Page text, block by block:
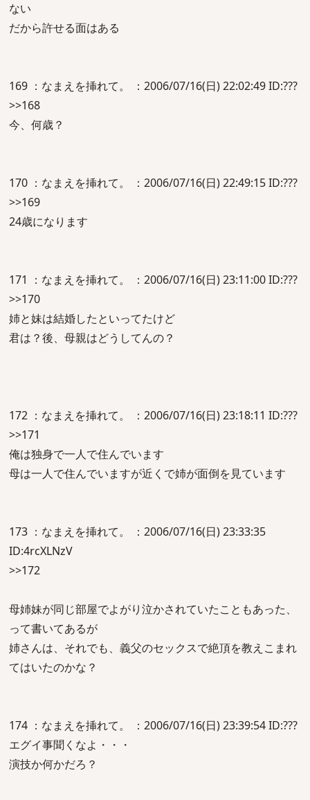
ない
だから許せる面はある
169 ：なまえを挿れて。 ：2006/07/16(日) 22:02:49 ID:???
>>168
今、何歳？
170 ：なまえを挿れて。 ：2006/07/16(日) 22:49:15 ID:???
>>169
24歳になります
171 ：なまえを挿れて。 ：2006/07/16(日) 23:11:00 ID:???
>>170
姉と妹は結婚したといってたけど
君は？後、母親はどうしてんの？
172 ：なまえを挿れて。 ：2006/07/16(日) 23:18:11 ID:???
>>171
俺は独身で一人で住んでいます
母は一人で住んでいますが近くで姉が面倒を見ています
173 ：なまえを挿れて。 ：2006/07/16(日) 23:33:35
ID:4rcXLNzV
>>172
母姉妹が同じ部屋でよがり泣かされていたこともあった、
って書いてあるが
姉さんは、それでも、義父のセックスで絶頂を教えこまれ
てはいたのかな？
174 ：なまえを挿れて。 ：2006/07/16(日) 23:39:54 ID:???
エグイ事聞くなよ・・・
演技か何かだろ？